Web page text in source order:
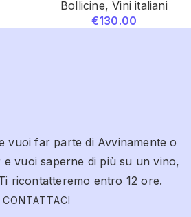
Bollicine,Vini italiani
€130.00
vuoi far parte di Avvinamente o
vuoi saperne di più su un vino,
ricontatteremo entro 12 ore.
CONTATTACI